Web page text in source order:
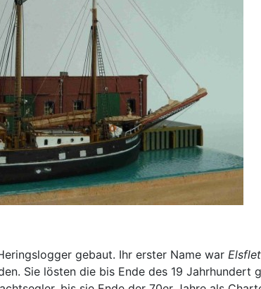
gebaut. Ihr erster Name war
Sie lösten die bis Ende des 19 Jahrhundert